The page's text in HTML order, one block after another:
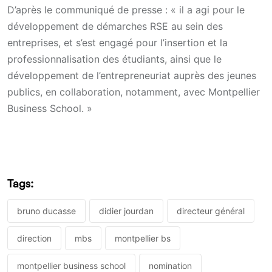
D’après le communiqué de presse : « il a agi pour le
développement de démarches RSE au sein des
entreprises, et s’est engagé pour l’insertion et la
professionnalisation des étudiants, ainsi que le
développement de l’entrepreneuriat auprès des jeunes
publics, en collaboration, notamment, avec Montpellier
Business School. »
Tags:
bruno ducasse didier jourdan directeur général
direction mbs montpellier bs
montpellier business school nomination